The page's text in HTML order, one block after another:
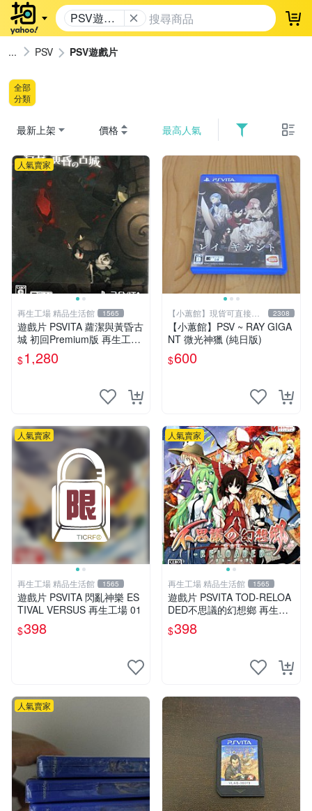
PSV遊戲
片
登
PSV PSV遊戲片
全部
分類
最新上架 價格 最高人氣
人氣賣家
再生工場 精品生活館 1565
遊戲片 PSVITA 蘿潔與黃昏古
城 初回Premium版 再生工場
01
$1,280
【小蕙館】現貨可直接下
標
2308
【小蕙館】PSV ~ RAY GIGA
NT 微光神獵 (純日版)
$600
人氣賣家
再生工場 精品生活館 1565
遊戲片 PSVITA 閃亂神樂 ES
TIVAL VERSUS 再生工場 01
$398
人氣賣家
再生工場 精品生活館 1565
遊戲片 PSVITA TOD-RELOA
DED不思議的幻想鄉 再生工
場 01
$398
人氣賣家